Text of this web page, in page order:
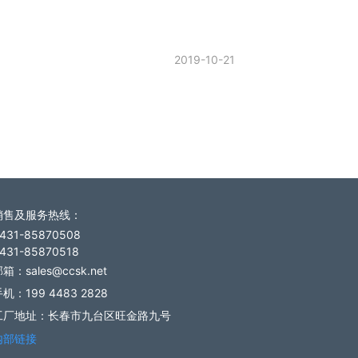
2019-10-21
售及服务热线 ：
85870508
85870518
箱：sales@ccsk.net
机：199 4483 2828
厂地址：长春市九台区旺金路九号
部链接